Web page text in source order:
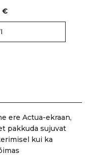
€
ere Actua-ekraan,
pakkuda sujuvat
kui ka